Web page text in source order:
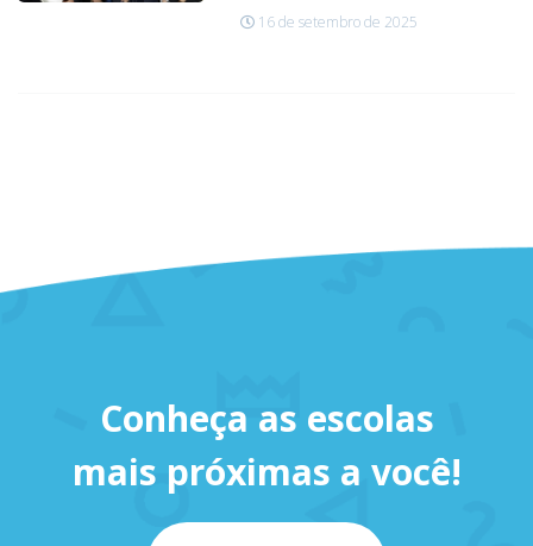
16 de setembro de 2025
Conheça as escolas
mais próximas a você!